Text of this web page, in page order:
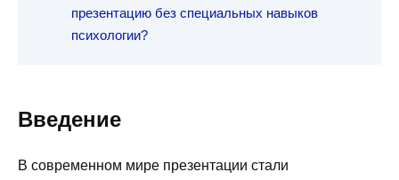
презентацию без специальных навыков
психологии?
Введение
В современном мире презентации стали